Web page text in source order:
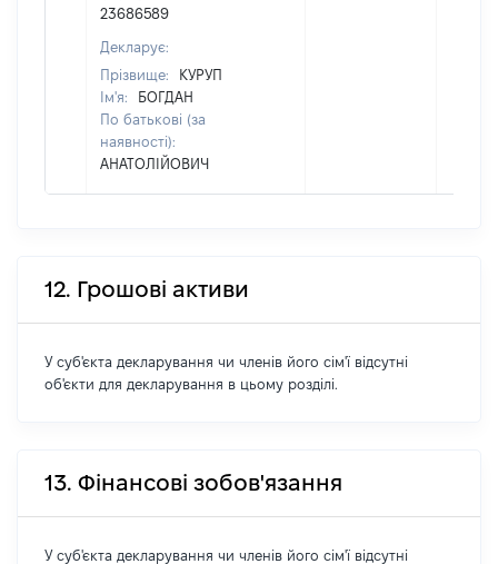
23686589
Декларує:
Прізвище:
КУРУП
Ім'я:
БОГДАН
По батькові (за
наявності):
АНАТОЛІЙОВИЧ
12. Грошові активи
У суб'єкта декларування чи членів його сім'ї відсутні
об'єкти для декларування в цьому розділі.
13. Фінансові зобов'язання
У суб'єкта декларування чи членів його сім'ї відсутні